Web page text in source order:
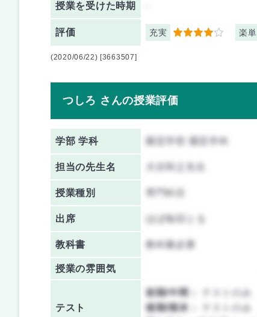
授業を受けた時期
評価 充実 4 楽単
(2020/06/22) [3663507]
つしろ さんの授業評価
学部 学科 園芸学部 園芸学科
担当の先生名
授業種別 専門科目
出席 ほぼ毎回とる
教科書 教科書必要
授業の雰囲気
テスト
前期/中間：
テストのみ
後期/期末：
テストのみ